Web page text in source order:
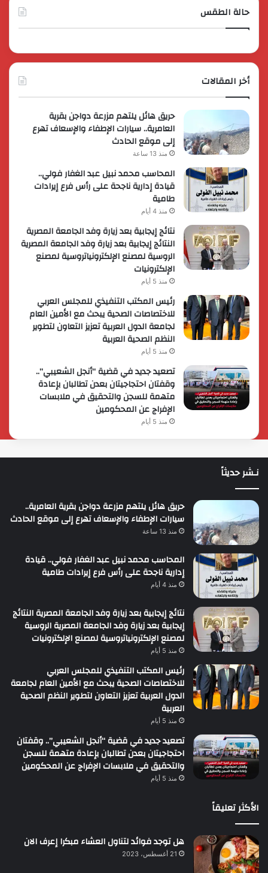
حالة الطقس
أخر المقالات
حريق هائل يلتهم مزرعة دواجن بقرية
العامرية.. سيارات الإطفاء والإسعاف تهرع
إلى موقع الحادث
منذ 13 ساعة
المحاسب محمد نبيل عبد الغفار فولي..
قيادة إدارية ناجحة على رأس فرع إيرادات
طامية
منذ 4 أيام
نتائج إيجابية بعد زيارة وفد الجامعة المصرية
النتائج إيجابية بعد زيارة وفد الجامعة المصرية
الروسية لمصنع الإلكترونياتروسية لمصنع
الإلكترونيات
منذ 5 أيام
رئيس المكتب التنفيذي للمجلس العربي
للاختصاصات الصحية يبحث مع الأمين العام
لجامعة الدول العربية تعزيز التعاون لتطوير
النظم الصحية العربية
منذ 5 أيام
تصعيد جديد في قضية “أنجل الشعيبي”..
وقفتان احتجاجيتان بعدن تطالبان بإعادة
متهمة للسجن والتحقيق في ملابسات
الإفراج عن المحكومين
منذ 5 أيام
نـشر حديثاً
حريق هائل يلتهم مزرعة دواجن بقرية العامرية..
سيارات الإطفاء والإسعاف تهرع إلى موقع الحادث
منذ 13 ساعة
المحاسب محمد نبيل عبد الغفار فولي.. قيادة
إدارية ناجحة على رأس فرع إيرادات طامية
منذ 4 أيام
نتائج إيجابية بعد زيارة وفد الجامعة المصرية النتائج
إيجابية بعد زيارة وفد الجامعة المصرية الروسية
لمصنع الإلكترونياتروسية لمصنع الإلكترونيات
منذ 5 أيام
رئيس المكتب التنفيذي للمجلس العربي
للاختصاصات الصحية يبحث مع الأمين العام لجامعة
الدول العربية تعزيز التعاون لتطوير النظم الصحية
العربية
منذ 5 أيام
تصعيد جديد في قضية “أنجل الشعيبي”.. وقفتان
احتجاجيتان بعدن تطالبان بإعادة متهمة للسجن
والتحقيق في ملابسات الإفراج عن المحكومين
منذ 5 أيام
الأكثر تعليقاً
هل توجد فوائد لتناول العشاء مبكرا إعرف الان
21 أغسطس، 2023